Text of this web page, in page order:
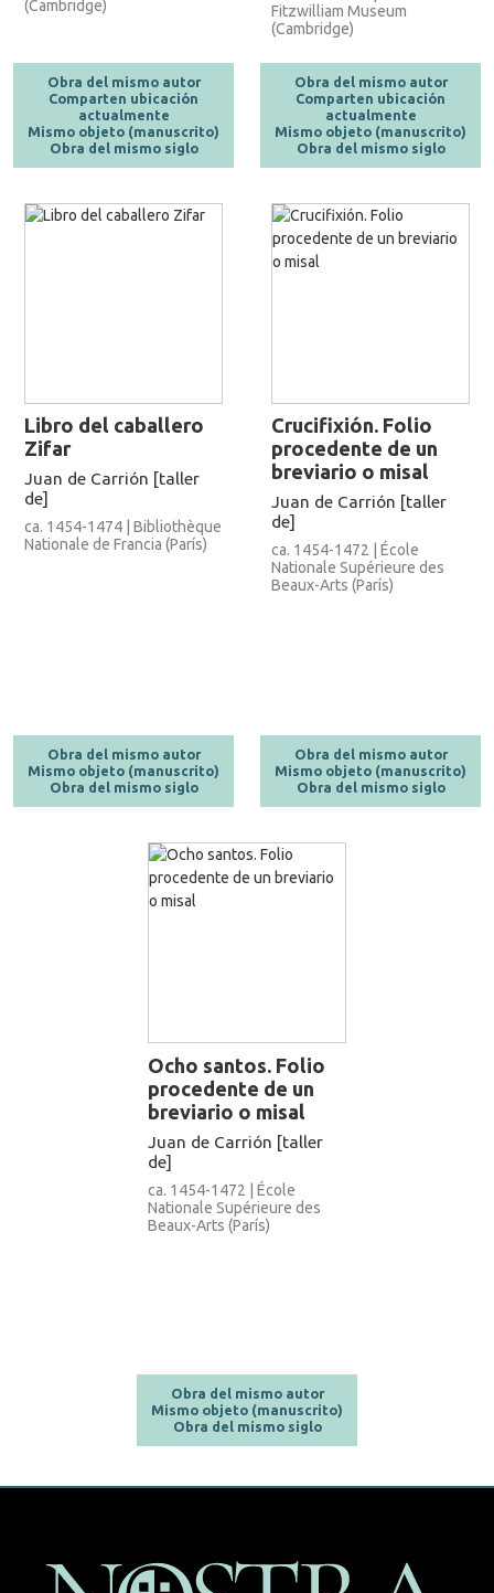
(Cambridge)
Obra del mismo autor
Comparten ubicación
actualmente
Mismo objeto (manuscrito)
Obra del mismo siglo
Fitzwilliam Museum
(Cambridge)
Obra del mismo autor
Comparten ubicación
actualmente
Mismo objeto (manuscrito)
Obra del mismo siglo
Libro del caballero
Zifar
Juan de Carrión [taller
de]
ca. 1454-1474 | Bibliothèque
Nationale de Francia (París)
Obra del mismo autor
Mismo objeto (manuscrito)
Obra del mismo siglo
Crucifixión. Folio
procedente de un
breviario o misal
Juan de Carrión [taller
de]
ca. 1454-1472 | École
Nationale Supérieure des
Beaux-Arts (París)
Obra del mismo autor
Mismo objeto (manuscrito)
Obra del mismo siglo
Ocho santos. Folio
procedente de un
breviario o misal
Juan de Carrión [taller
de]
ca. 1454-1472 | École
Nationale Supérieure des
Beaux-Arts (París)
Obra del mismo autor
Mismo objeto (manuscrito)
Obra del mismo siglo